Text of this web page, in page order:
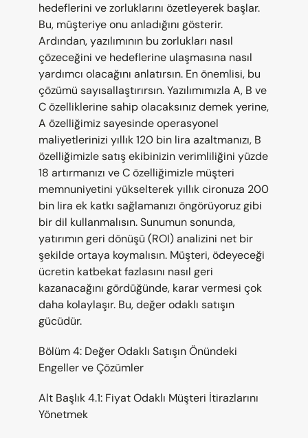
hedeflerini ve zorluklarını özetleyerek başlar.
Bu, müşteriye onu anladığını gösterir.
Ardından, yazılımının bu zorlukları nasıl
çözeceğini ve hedeflerine ulaşmasına nasıl
yardımcı olacağını anlatırsın. En önemlisi, bu
çözümü sayısallaştırırsın. Yazılımımızla A, B ve
C özelliklerine sahip olacaksınız demek yerine,
A özelliğimiz sayesinde operasyonel
maliyetlerinizi yıllık 120 bin lira azaltmanızı, B
özelliğimizle satış ekibinizin verimliliğini yüzde
18 artırmanızı ve C özelliğimizle müşteri
memnuniyetini yükselterek yıllık cironuza 200
bin lira ek katkı sağlamanızı öngörüyoruz gibi
bir dil kullanmalısın. Sunumun sonunda,
yatırımın geri dönüşü (ROI) analizini net bir
şekilde ortaya koymalısın. Müşteri, ödeyeceği
ücretin katbekat fazlasını nasıl geri
kazanacağını gördüğünde, karar vermesi çok
daha kolaylaşır. Bu, değer odaklı satışın
gücüdür.
Bölüm 4: Değer Odaklı Satışın Önündeki
Engeller ve Çözümler
Alt Başlık 4.1: Fiyat Odaklı Müşteri İtirazlarını
Yönetmek